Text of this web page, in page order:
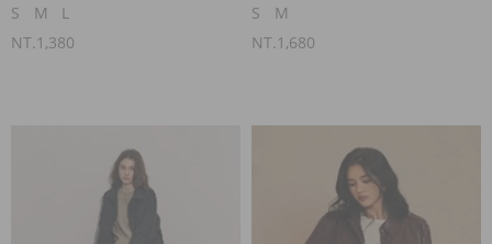
S
M
L
NT.1,380
S
M
NT.1,680